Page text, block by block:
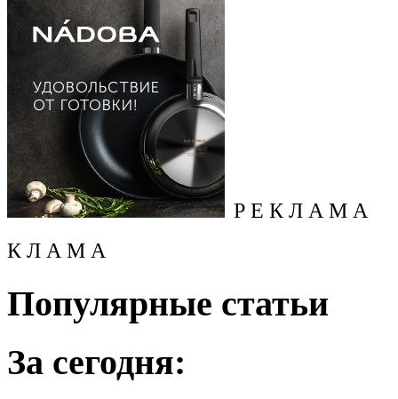
Р Е К Л А М А
К Л А М А
Популярные статьи
За сегодня: